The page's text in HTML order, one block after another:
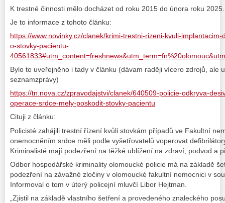
K trestné činnosti mělo docházet od roku 2015 do února roku 2025.
Je to informace z tohoto článku:
https://www.novinky.cz/clanek/krimi-trestni-rizeni-kvuli-
o-stovky-pacientu-
Bylo to uveřejněno i tady v článku (dávam raději vícero zdrojů, ale
seznamzprávy)
https://tn.nova.cz/zpravodajstvi/clanek/640509-policie-odkryva-
operace-srdce-mely-poskodit-stovky-pacientu
Cituji z článku:
Policisté zahájili trestní řízení kvůli stovkám případů ve Fakultní
onemocněním srdce měli podle vyšetřovatelů voperovat
Kriminalisté mají podezření na těžké ublížení na zdraví, podvod a
Odbor hospodářské kriminality olomoucké policie má na základě
podezření na závažné zločiny v olomoucké fakultní nemocnici v
Informoval o tom v úterý policejní mluvčí Libor Hejtman.
„Zjistil na základě vlastního šetření a provedeného znaleckého